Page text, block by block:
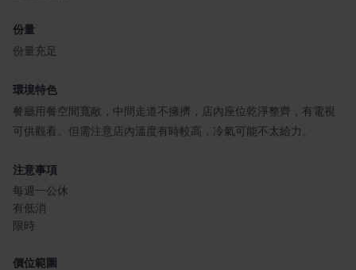
份量
份量充足
環境特色
餐廳用餐空間寬敞，中間走道不擁擠，店內座位乾淨整齊，有電視
可供觀看。但需注意店內溫度有時較高，冷氣可能不太給力。
注意事項
每週一公休
有低消
限時
價位範圍